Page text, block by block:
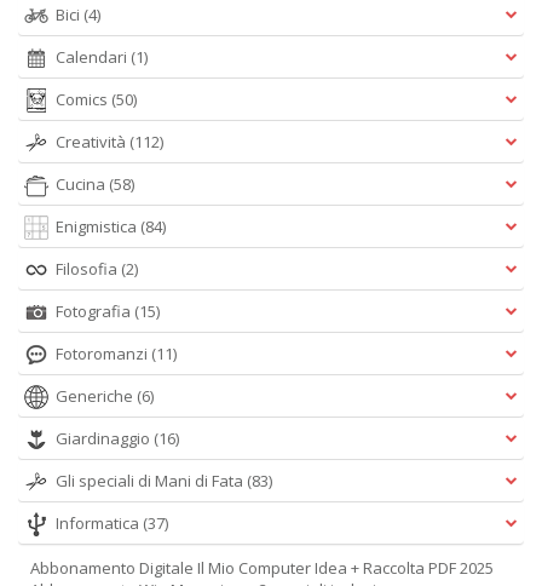
Bici (4)
Calendari (1)
Comics (50)
Creatività (112)
Cucina (58)
Enigmistica (84)
Filosofia (2)
Fotografia (15)
Fotoromanzi (11)
Generiche (6)
Giardinaggio (16)
Gli speciali di Mani di Fata (83)
Informatica (37)
Abbonamento Digitale Il Mio Computer Idea + Raccolta PDF 2025